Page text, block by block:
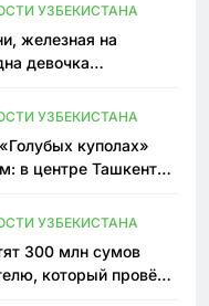
УЗБЕКИСТАНА
железная на
девочка
УЗБЕКИСТАНА
куполах»
в центре Ташкента
УЗБЕКИСТАНА
300 млн сумов
который провёл